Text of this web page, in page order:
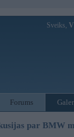
Sveiks,
Forums
par BMW